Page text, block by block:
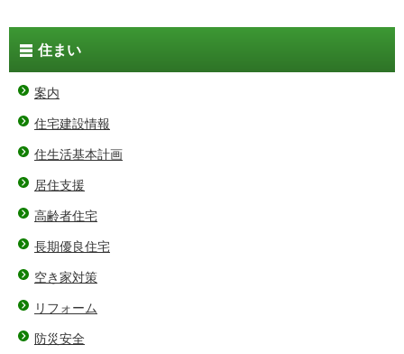
住まい
案内
住宅建設情報
住生活基本計画
居住支援
高齢者住宅
長期優良住宅
空き家対策
リフォーム
防災安全